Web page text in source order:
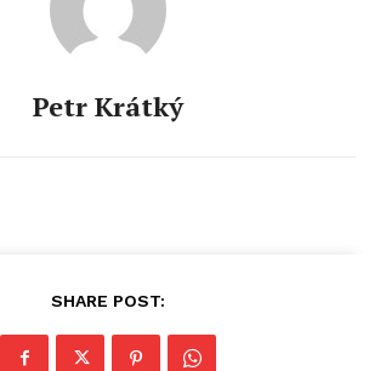
Petr Krátký
SHARE POST: